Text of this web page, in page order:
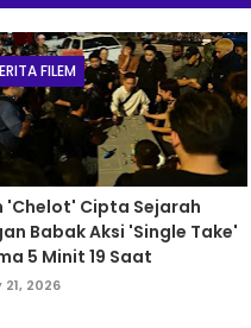
FILEM
'Chelot' Cipta Sejarah
Babak Aksi 'Single Take'
5 Minit 19 Saat
2026